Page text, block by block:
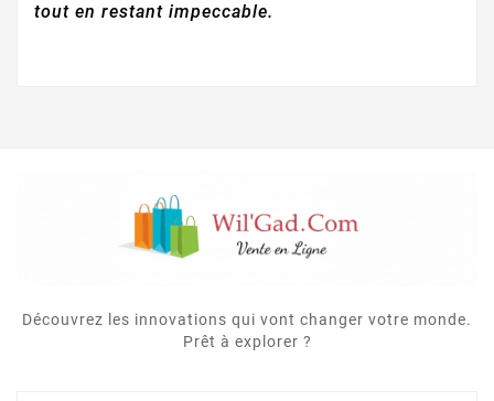
tout en restant impeccable.
Découvrez les innovations qui vont changer votre monde.
Prêt à explorer ?